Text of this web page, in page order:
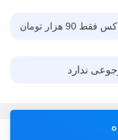
هزار تومان
ندارد